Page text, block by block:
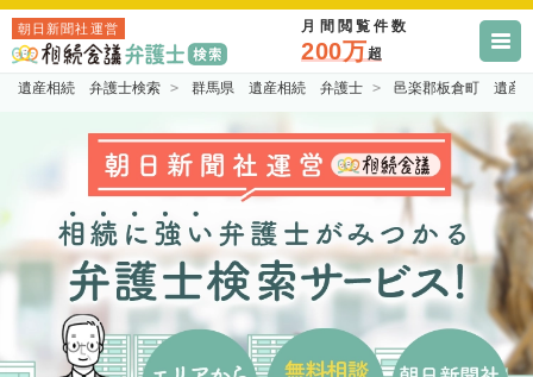
朝日新聞社運営 月間閲覧件数
200万超
遺産相続 弁護士検索 群馬県 遺産相続 弁護士 邑楽郡板倉町 遺産